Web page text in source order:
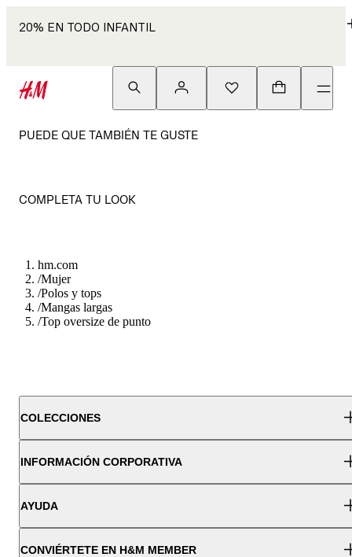
20% EN TODO INFANTIL
PUEDE QUE TAMBIÉN TE GUSTE
COMPLETA TU LOOK
hm.com
/Mujer
/Polos y tops
/Mangas largas
/Top oversize de punto
COLECCIONES
INFORMACIÓN CORPORATIVA
AYUDA
CONVIÉRTETE EN H&M MEMBER